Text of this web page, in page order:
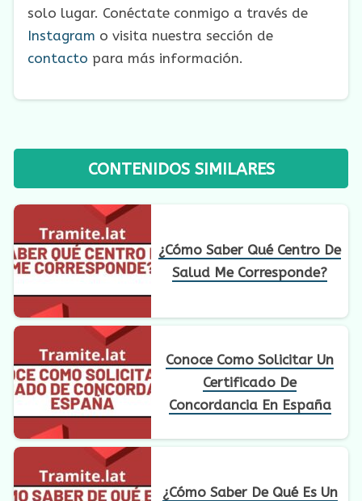
solo lugar. Conéctate conmigo a través de
Instagram o visita nuestra sección de
contacto para más información.
CONTENIDOS SIMILARES
¿Cómo Saber Qué Centro De
Salud Me Corresponde?
Conoce Como Solicitar Un
Certificado De
Concordancia En España
¿Cómo Saber De Qué Es Un